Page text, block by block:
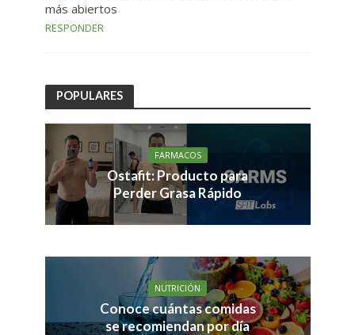
más abiertos
RESPONDER
POPULARES
FARMACOS
Ostafit: Producto para
Perder Grasa Rápido
NUTRICIÓN
Conoce cuántas comidas
se recomiendan por día